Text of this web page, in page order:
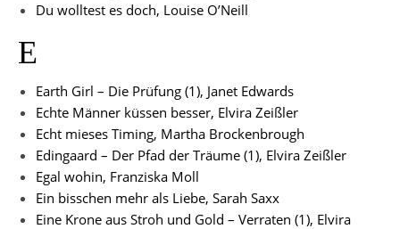
Du wolltest es doch, Louise O’Neill
E
Earth Girl – Die Prüfung (1), Janet Edwards
Echte Männer küssen besser, Elvira Zeißler
Echt mieses Timing, Martha Brockenbrough
Edingaard – Der Pfad der Träume (1), Elvira Zeißler
Egal wohin, Franziska Moll
Ein bisschen mehr als Liebe, Sarah Saxx
Eine Krone aus Stroh und Gold – Verraten (1), Elvira